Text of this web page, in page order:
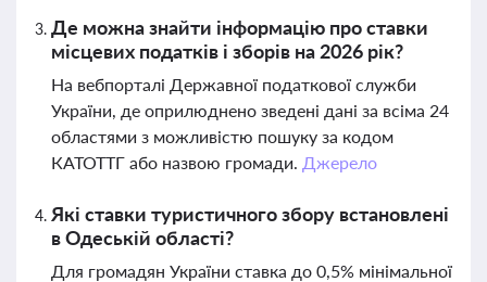
Де можна знайти інформацію про ставки
місцевих податків і зборів на 2026 рік?
На вебпорталі Державної податкової служби
України, де оприлюднено зведені дані за всіма 24
областями з можливістю пошуку за кодом
КАТОТТГ або назвою громади. Джерело
Які ставки туристичного збору встановлені
в Одеській області?
Для громадян України ставка до 0,5% мінімальної